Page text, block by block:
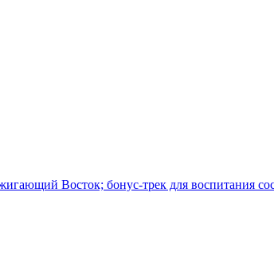
Восток; бонус-трек для воспитания